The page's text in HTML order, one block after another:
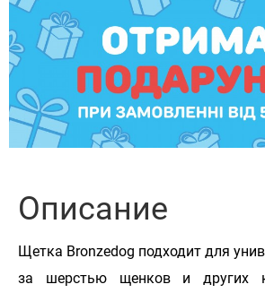
Описание
Щетка Bronzedog подходит для
за шерстью щенков и других